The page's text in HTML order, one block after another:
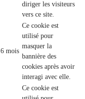
diriger les visiteurs
vers ce site.
6 mois
Ce cookie est
utilisé pour
masquer la
bannière des
cookies après avoir
interagi avec elle.
Ce cookie est